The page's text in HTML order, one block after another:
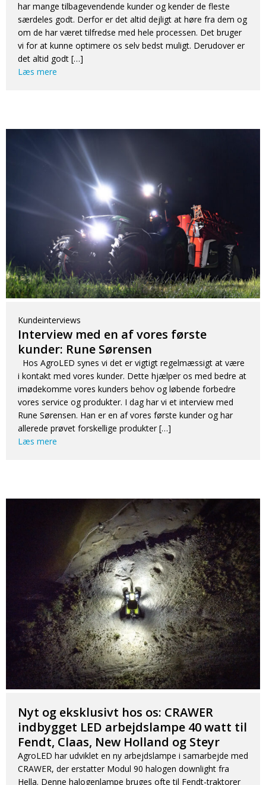
har mange tilbagevendende kunder og kender de fleste
særdeles godt. Derfor er det altid dejligt at høre fra dem og
om de har været tilfredse med hele processen. Det bruger
vi for at kunne optimere os selv bedst muligt. Derudover er
det altid godt […]
Læs mere
Kundeinterviews
Interview med en af vores første
kunder: Rune Sørensen
Hos AgroLED synes vi det er vigtigt regelmæssigt at være
i kontakt med vores kunder. Dette hjælper os med bedre at
imødekomme vores kunders behov og løbende forbedre
vores service og produkter. I dag har vi et interview med
Rune Sørensen. Han er en af vores første kunder og har
allerede prøvet forskellige produkter […]
Læs mere
Nyt og eksklusivt hos os: CRAWER
indbygget LED arbejdslampe 40 watt til
Fendt, Claas, New Holland og Steyr
AgroLED har udviklet en ny arbejdslampe i samarbejde med
CRAWER, der erstatter Modul 90 halogen downlight fra
Hella. Denne halogenlampe bruges ofte til Fendt-traktorer